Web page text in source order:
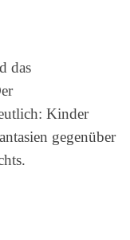
das
Kinder
gegenüber